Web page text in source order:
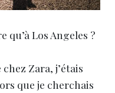
qu’à Los Angeles ?
Zara, j’étais
que je cherchais